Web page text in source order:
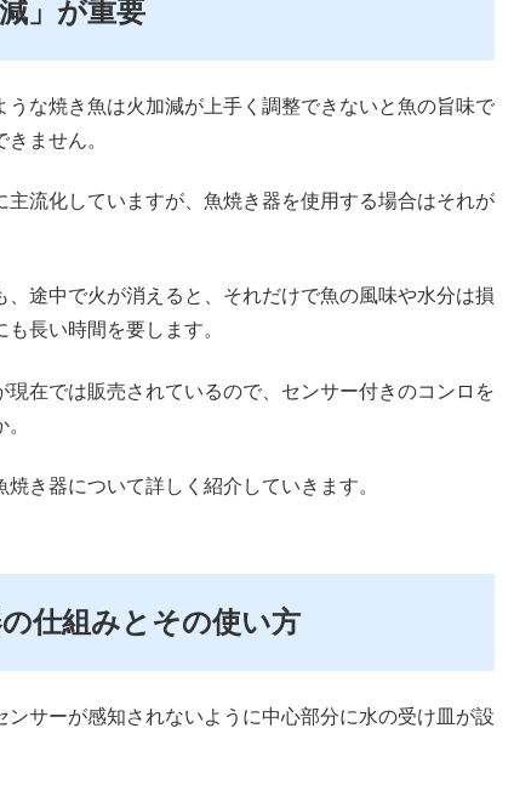
」が重要
な焼き魚は火加減が上手く調整できないと魚の旨味で
ません。
流化していますが、魚焼き器を使用する場合はそれが
途中で火が消えると、それだけで魚の風味や水分は損
長い時間を要します。
在では販売されているので、センサー付きのコンロを
き器について詳しく紹介していきます。
仕組みとその使い方
サーが感知されないように中心部分に水の受け皿が設